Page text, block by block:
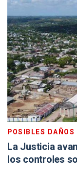
POSIBLES DAÑOS
La Justicia
los controles